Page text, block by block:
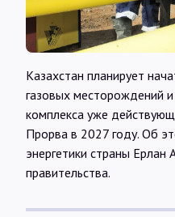
Казахстан планирует
газовых месторождений и
комплекса уже
Прорва в 2027 году. Об
энергетики страны Ерлан
правительства.